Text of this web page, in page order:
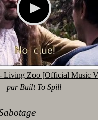
Living Zoo [Official Music
par Built To Spill